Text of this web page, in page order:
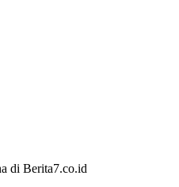
di Berita7.co.id